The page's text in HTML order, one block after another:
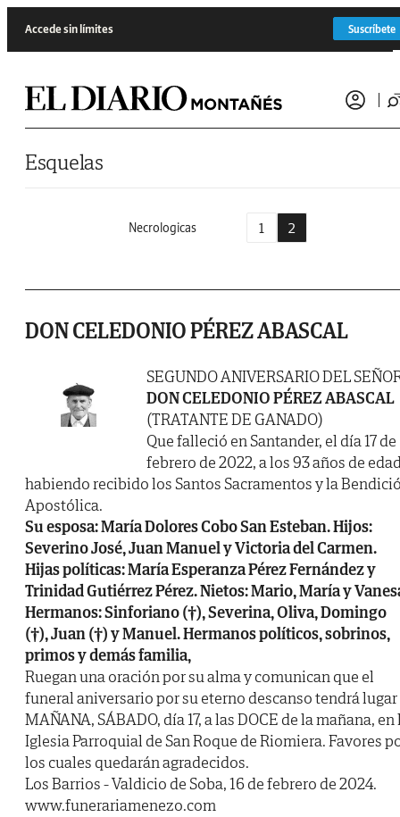
Accede sin límites Suscríbete
Esquelas
Necrologicas 1 2
DON CELEDONIO PÉREZ ABASCAL
SEGUNDO ANIVERSARIO DEL
DON CELEDONIO PÉREZ ABASCAL
(TRATANTE DE GANADO)
Que falleció en Santander, el día 17 de
febrero de 2022, a los 93 años de
habiendo recibido los Santos Sacramentos y la
Apostólica.
Su esposa: María Dolores Cobo San Esteban. Hijos:
Severino José, Juan Manuel y Victoria del Carmen.
Hijas políticas: María Esperanza Pérez Fernández y
Trinidad Gutiérrez Pérez. Nietos: Mario, María y
Hermanos: Sinforiano (†), Severina, Oliva, Domingo
(†), Juan (†) y Manuel. Hermanos políticos, sobrinos,
primos y demás familia,
Ruegan una oración por su alma y comunican que el
funeral aniversario por su eterno descanso tendrá lugar
MAÑANA, SÁBADO, día 17, a las DOCE de la mañana, en
Iglesia Parroquial de San Roque de Riomiera. Favores
los cuales quedarán agradecidos.
Los Barrios - Valdicio de Soba, 16 de febrero de 2024.
www.funerariamenezo.com